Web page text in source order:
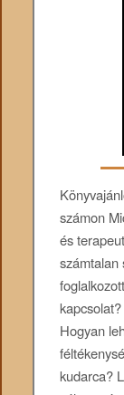
számon
és
számtalan
Hogyan
kudarca?